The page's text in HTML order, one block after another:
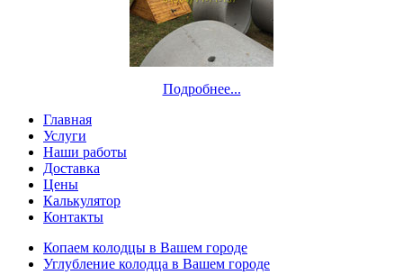
Подробнее...
Главная
Услуги
Наши работы
Доставка
Цены
Калькулятор
Контакты
Копаем колодцы в Вашем городе
Углубление колодца в Вашем городе